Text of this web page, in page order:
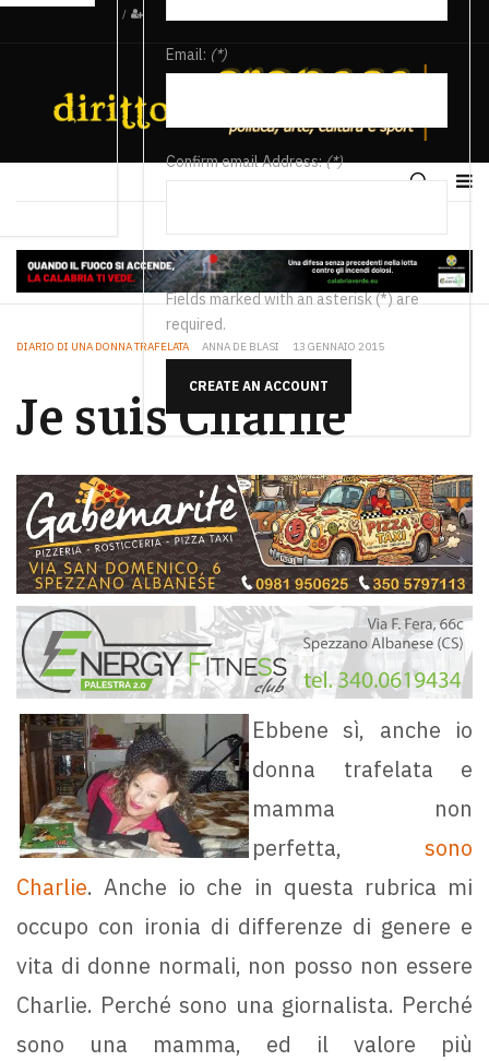
/
Email: (*)
Confirm email Address:(*)
Fields marked with an asterisk (*) are
required.
CREATE AN ACCOUNT
DIARIO DI UNA DONNA TRAFELATA ANNA DE BLASI 13 GENNAIO 2015
Je suis Charlie
Ebbene sì, anche io
donna trafelata e
mamma non
perfetta, sono
Charlie. Anche io che in questa rubrica mi
occupo con ironia di differenze di genere e
vita di donne normali, non posso non essere
Charlie. Perché sono una giornalista. Perché
sono una mamma, ed il valore più